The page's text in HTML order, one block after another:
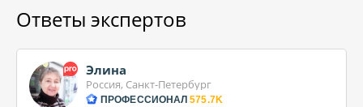
Ответы экспертов
Элина
Россия, Санкт-Петербург
ПРОФЕССИОНАЛ 575.7K